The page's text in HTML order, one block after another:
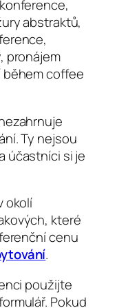
abstraktů,
pronájem
coffee
Ty nejsou
účastníci si je
okolí
které
cenu
.
použijte
Pokud